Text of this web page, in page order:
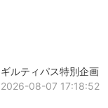
ギルティパス特別企画
2026-08-07 17:18:52